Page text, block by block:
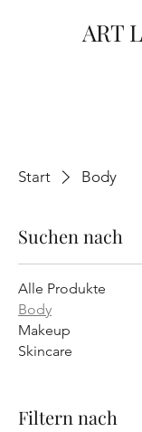
ART
Start Body
Suchen nach
Alle Produkte
Body
Makeup
Skincare
Filtern nach